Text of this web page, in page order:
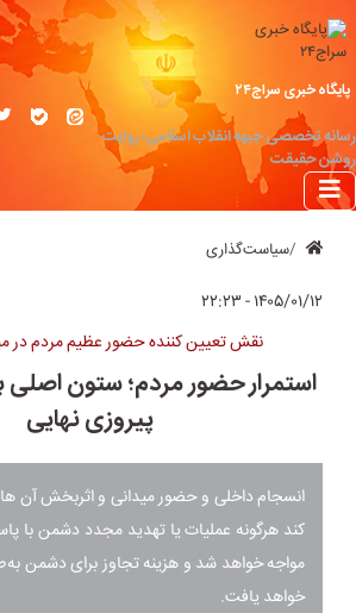
پایگاه خبری سراج۲۴
رسانه تخصصی جبهه انقلاب اسلامی؛ روایت
روشن حقیقت
سیاست‌گذاری
۱۴۰۵/۰۱/۱۲ - ۲۲:۲۳
نقش تعیین کننده حضور عظیم مردم در
استمرار حضور مردم؛ ستون اصلی
پیروزی نهایی
انسجام داخلی و حضور میدانی و اثربخش آن
کند هرگونه عملیات یا تهدید مجدد دشمن با
مواجه خواهد شد و هزینه تجاوز برای دشمن
خواهد یافت.